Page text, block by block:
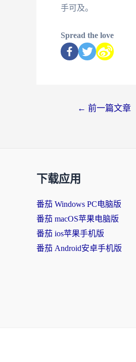
手可及。
Spread the love
← 前一篇文章
下载应用
番茄 Windows PC电脑版
番茄 macOS苹果电脑版
番茄 ios苹果手机版
番茄 Android安卓手机版